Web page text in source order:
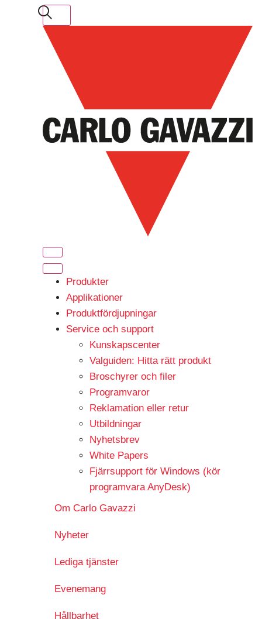
Produkter
Applikationer
Produktfördjupningar
Service och support
Kunskapscenter
Valguiden: Hitta rätt produkt
Broschyrer och filer
Programvaror
Reklamation eller retur
Utbildningar
Nyhetsbrev
White Papers
Fjärrsupport för Windows (kör
programvara AnyDesk)
Om Carlo Gavazzi
Nyheter
Lediga tjänster
Evenemang
Hållbarhet